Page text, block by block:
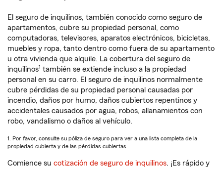
El seguro de inquilinos, también conocido como seguro de
apartamentos, cubre su propiedad personal, como
computadoras, televisores, aparatos electrónicos, bicicletas,
muebles y ropa, tanto dentro como fuera de su apartamento
u otra vivienda que alquile. La cobertura del seguro de
inquilinos1 también se extiende incluso a la propiedad
personal en su carro. El seguro de inquilinos normalmente
cubre pérdidas de su propiedad personal causadas por
incendio, daños por humo, daños cubiertos repentinos y
accidentales causados por agua, robos, allanamientos con
robo, vandalismo o daños al vehículo.
1. Por favor, consulte su póliza de seguro para ver a una lista completa de la
propiedad cubierta y de las pérdidas cubiertas.
Comience su cotización de seguro de inquilinos. ¡Es rápido y